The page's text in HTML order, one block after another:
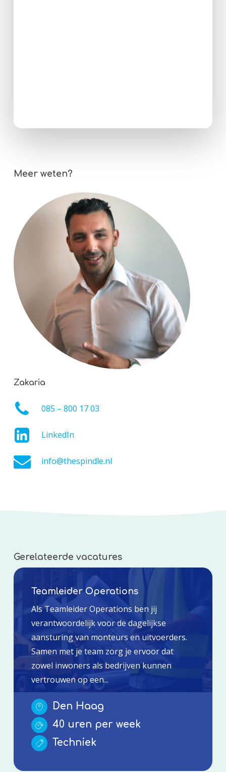
Meer weten?
Zakaria
085 – 800 17 03
LinkedIn
info@thespindle.nl
Gerelateerde vacatures
Teamleider Operations
Als Teamleider Operations ben jij
verantwoordelijk voor de dagelijkse
aansturing van monteurs en uitvoerders.
Samen met je team zorg je ervoor dat
zowel inwoners als bedrijven kunnen
vertrouwen op een...
Den Haag
40 uren per week
Techniek